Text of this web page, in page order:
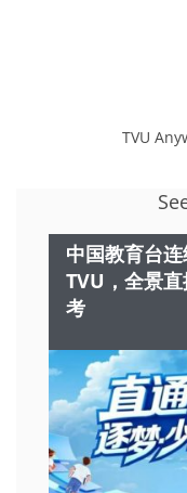
TVU
中国教育台
TVU，全景
考